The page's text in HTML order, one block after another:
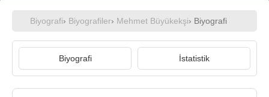
Biyografi› Biyografiler› Mehmet Büyükekşi› Biyografi
Biyografi İstatistik